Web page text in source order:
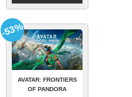
AVATAR: FRONTIERS
OF PANDORA
-53%